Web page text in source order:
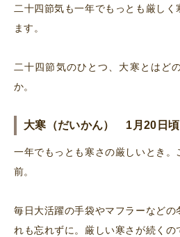
二十四節気も一年でもっとも厳しく
ます。
二十四節気のひとつ、大寒とはど
か。
大寒（だいかん） 1月20日頃
一年でもっとも寒さの厳しいとき。
前。
毎日大活躍の手袋やマフラーなどの
れも忘れずに。厳しい寒さが続く